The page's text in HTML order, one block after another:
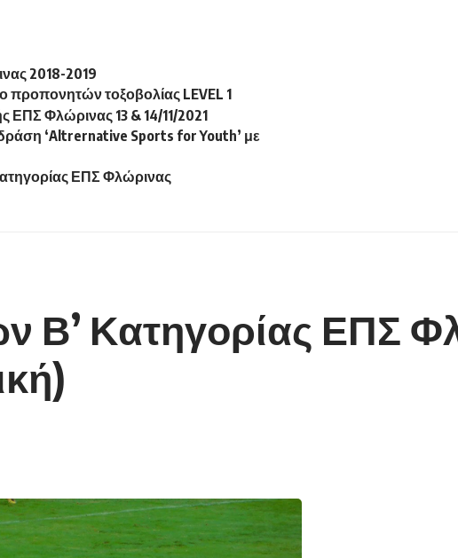
2018-2019
προπονητών τοξοβολίας LEVEL 1
Φλώρινας 13 & 14/11/2021
‘Altrernative Sports for Youth’ με
ΕΠΣ Φλώρινας
Β’ Κατηγορίας ΕΠΣ